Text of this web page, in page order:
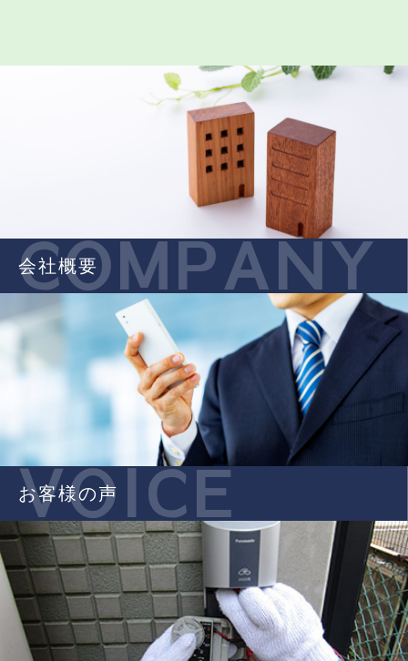
会社概要
COMPANY
お客様の声
VOICE